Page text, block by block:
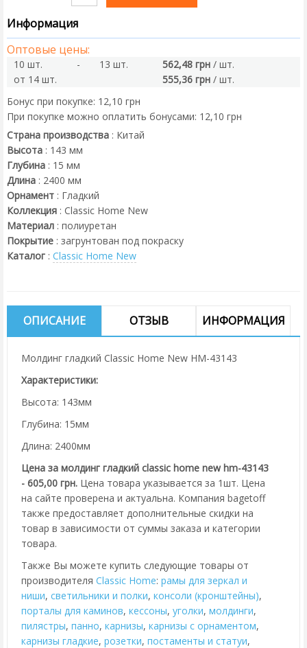
Информация
Оптовые цены:
10 шт. - 13 шт. 562,48 грн / шт.
от 14 шт.
555,36 грн / шт.
Бонус при покупке: 12,10 грн
При покупке можно оплатить бонусами: 12,10 грн
Страна производства : Китай
Высота : 143 мм
Глубина : 15 мм
Длина : 2400 мм
Орнамент : Гладкий
Коллекция : Classic Home New
Материал : полиуретан
Покрытие : загрунтован под покраску
Каталог : Classic Home New
ОПИСАНИЕ ОТЗЫВ ИНФОРМАЦИЯ
Молдинг гладкий Classic Home New HM-43143
Характеристики:
Высота: 143мм
Глубина: 15мм
Длина: 2400мм
Цена за молдинг гладкий classic home new hm-43143
- 605,00 грн. Цена товара указывается за 1шт. Цена
на сайте проверена и актуальна. Компания bagetoff
также предоставляет дополнительные скидки на
товар в зависимости от суммы заказа и категории
товара.
Также Вы можете купить следующие товары от
производителя Classic Home: рамы для зеркал и
ниши, cветильники и полки, консоли (кронштейны),
порталы для каминов, кессоны, уголки, молдинги,
пилястры, панно, карнизы, карнизы с орнаментом,
карнизы гладкие, розетки, постаменты и статуи,